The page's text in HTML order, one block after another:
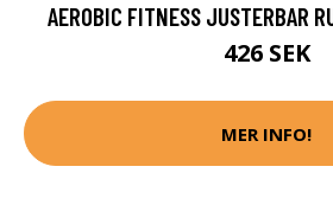
AEROBIC FITNESS JUSTERBAR
426 SEK
MER INFO!